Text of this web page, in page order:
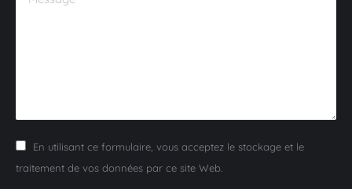
En utilisant ce formulaire, vous acceptez le stockage et le
traitement de vos données par ce site Web.